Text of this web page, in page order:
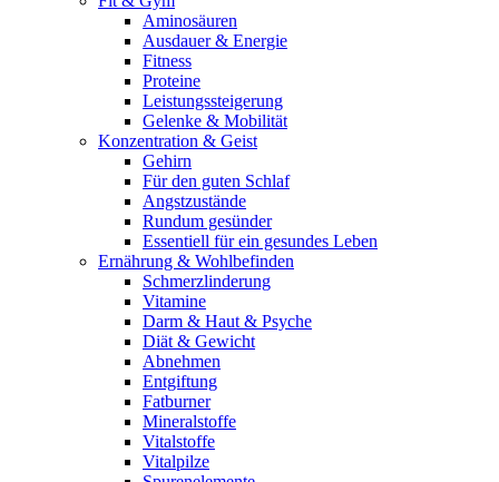
Aminosäuren
Ausdauer & Energie
Fitness
Proteine
Leistungssteigerung
Gelenke & Mobilität
Konzentration & Geist
Gehirn
Für den guten Schlaf
Angstzustände
Rundum gesünder
Essentiell für ein gesundes Leben
Ernährung & Wohlbefinden
Schmerzlinderung
Vitamine
Darm & Haut & Psyche
Diät & Gewicht
Abnehmen
Entgiftung
Fatburner
Mineralstoffe
Vitalstoffe
Vitalpilze